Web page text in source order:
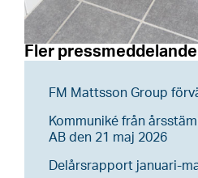
Fler
FM Mattsson Group
Kommuniké från
AB den 21 maj 2026
Delårsrapport januari-